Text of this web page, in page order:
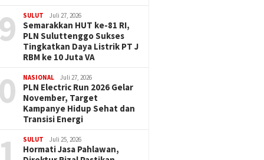
SULUT Juli 27, 2026
Semarakkan HUT ke-81 RI,
PLN Suluttenggo Sukses
Tingkatkan Daya Listrik PT J
RBM ke 10 Juta VA
NASIONAL Juli 27, 2026
PLN Electric Run 2026 Gelar
November, Target
Kampanye Hidup Sehat dan
Transisi Energi
SULUT Juli 25, 2026
Hormati Jasa Pahlawan,